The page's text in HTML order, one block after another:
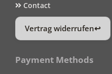
Contact
Vertrag widerrufen
Payment Methods